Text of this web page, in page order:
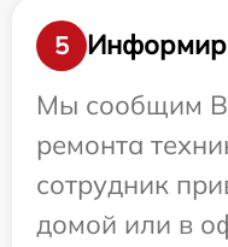
5
Мы сообщим
ремонта
сотрудник
домой или в